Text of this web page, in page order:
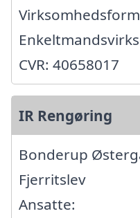
CVR: 40658017
IR Rengøring
Bonderup
Fjerritslev
Ansatte: